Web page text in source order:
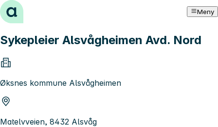
Hopp til innhold Meny
Sykepleier Alsvågheimen Avd. Nord
Øksnes kommune Alsvågheimen
Matelvveien, 8432 Alsvåg